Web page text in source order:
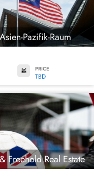
Pazifik-Raum
PRICE
TBD
Freehold Real Estate